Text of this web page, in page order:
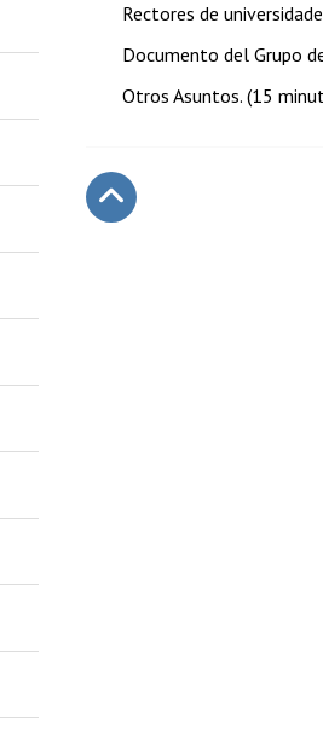
Rectores de
Documento del Grupo
Otros Asuntos. (15